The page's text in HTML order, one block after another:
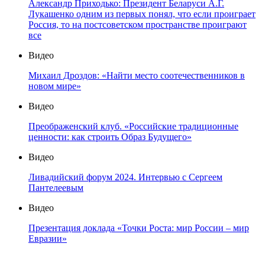
Александр Приходько: Президент Беларуси А.Г.
Лукашенко одним из первых понял, что если проиграет
Россия, то на постсоветском пространстве проиграют
все
Видео
Михаил Дроздов: «Найти место соотечественников в
новом мире»
Видео
Преображенский клуб. «Российские традиционные
ценности: как строить Образ Будущего»
Видео
Ливадийский форум 2024. Интервью с Сергеем
Пантелеевым
Видео
Презентация доклада «Точки Роста: мир России – мир
Евразии»